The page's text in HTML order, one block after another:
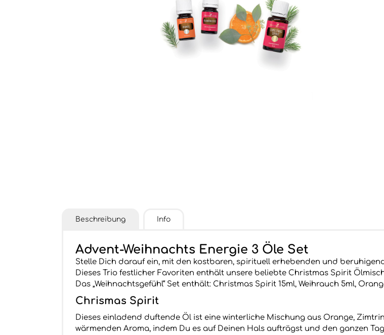
Beschreibung Info
Advent-Weihnachts Energie 3 Öle Set
Stelle Dich darauf ein, mit den kostbaren, spirituell erhebenden und
Dieses Trio festlicher Favoriten enthält unsere beliebte Christmas Spirit
Das „Weihnachtsgefühl“ Set enthält: Christmas Spirit 15ml, Weihrauch 5ml,
Chrismas Spirit
Dieses einladend duftende Öl ist eine winterliche Mischung aus Orange,
wärmenden Aroma, indem Du es auf Deinen Hals aufträgst und den ganzen